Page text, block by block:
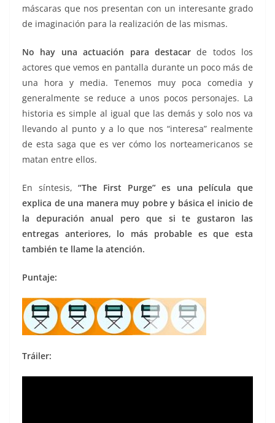
máscaras que nos presentan con un interesante grado
de imaginación para la realización de las mismas.
No hay una actuación para destacarde todos los
actores que vemos en pantalla durante un poco más de
una hora y media. Tenemos muy poca comedia y
generalmente se reduce a unos pocos personajes. La
historia es simple al igual que las demás y solo nos va
llevando al punto y a lo que nos “interesa” realmente
de esta saga que es ver cómo los norteamericanos se
matan entre ellos.
En síntesis,“The First Purge” es una película que
explica de una manera muy pobre y básica el inicio de
la depuración anual pero que si te gustaron las
entregas anteriores, lo más probable es que esta
también te llame la atención.
Puntaje:
Tráiler: